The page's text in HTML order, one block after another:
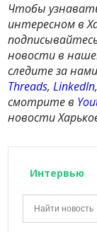
Чтобы
интересном в
новости в
следите за
Threads,LinkedIn,
смотрите в
новости
Интервью